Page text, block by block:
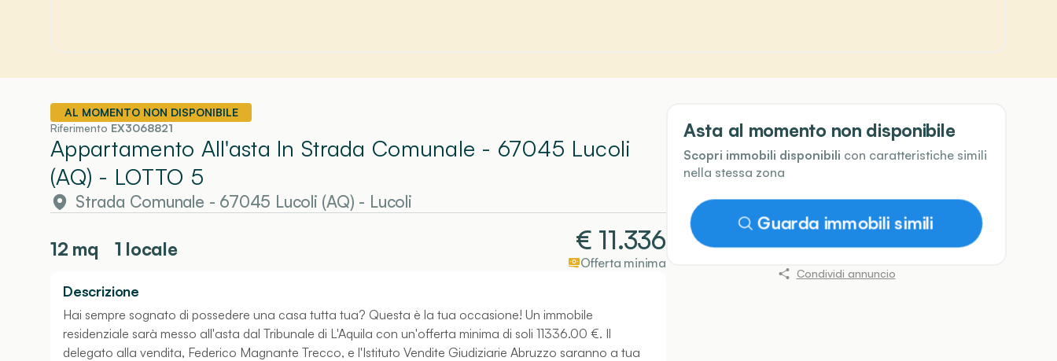
AL MOMENTO NON DISPONIBILE
Riferimento EX3068821
Appartamento All'asta In Strada Comunale - 67045 Lucoli
(AQ) - LOTTO 5
Strada Comunale - 67045 Lucoli (AQ) - Lucoli
12 mq 1 locale € 11.336
Offerta minima
Descrizione
Hai sempre sognato di possedere una casa tutta tua? Questa è la tua occasione! Un immobile
residenziale sarà messo all'asta dal Tribunale di L'Aquila con un'offerta minima di soli 11336.00 €. Il
delegato alla vendita, Federico Magnante Trecco, e l'Istituto Vendite Giudiziarie Abruzzo saranno a tua
Asta al momento non disponibile
Scopri immobili disponibili con caratteristiche simili
nella stessa zona
Guarda immobili simili
Condividi annuncio